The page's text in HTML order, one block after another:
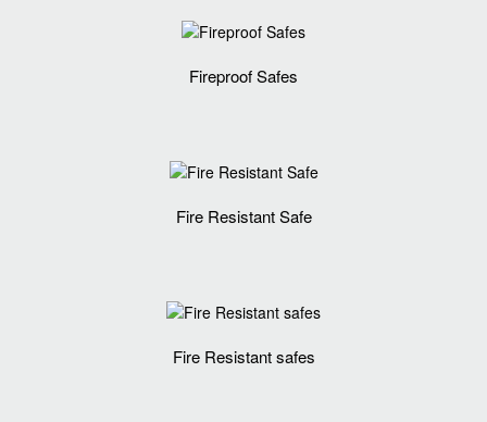
Fireproof Safes
Fire Resistant Safe
Fire Resistant safes